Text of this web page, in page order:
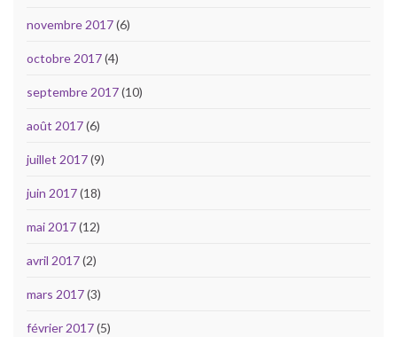
novembre 2017(6)
octobre 2017(4)
septembre 2017(10)
août 2017(6)
juillet 2017(9)
juin 2017(18)
mai 2017(12)
avril 2017(2)
mars 2017(3)
février 2017(5)